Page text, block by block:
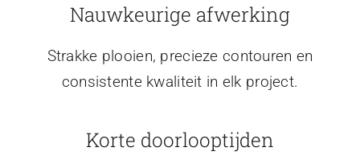
Nauwkeurige afwerking
Strakke plooien, precieze contouren en
consistente kwaliteit in elk project.
Korte doorlooptijden